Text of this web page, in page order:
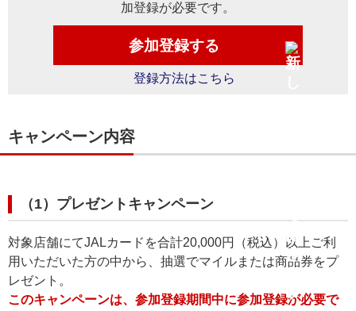
加登録が必要です。
参加登録する
登録方法はこちら
キャンペーン内容
（1）プレゼントキャンペーン
対象店舗にてJALカードを合計20,000円（税込）以上ご利
用いただいた方の中から、抽選でマイルまたは商品券をプ
レゼント。
このキャンペーンは、参加登録期間中に参加登録が必要で